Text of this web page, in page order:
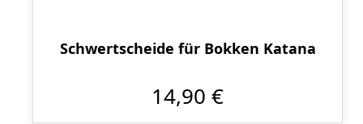
Schwertscheide für Bokken Katana
14,90 €